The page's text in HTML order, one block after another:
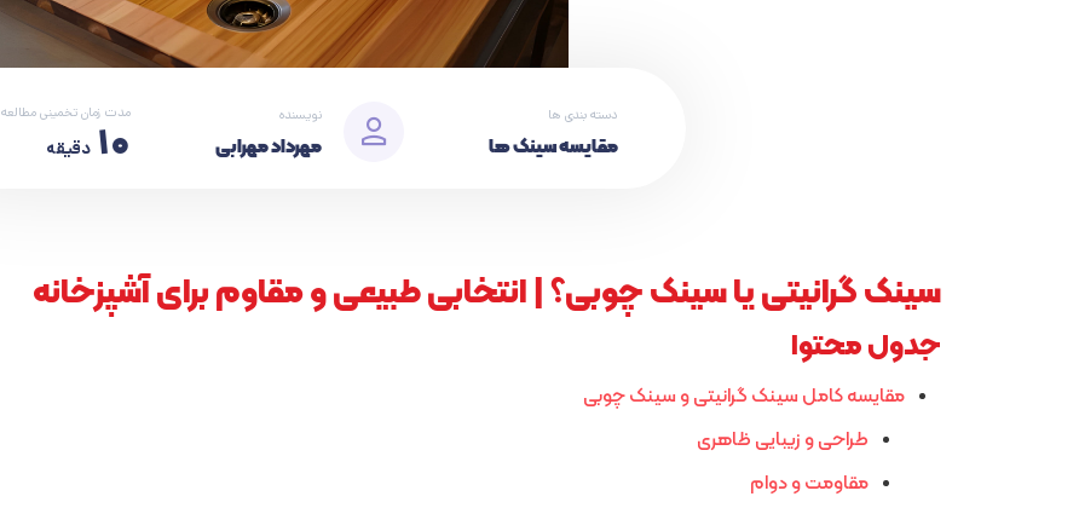
دسته بندی ها
مقایسه سینک ها
نویسنده
مهرداد مهرابی
مدت زمان تخمینی مطالعه
10 دقیقه
سینک گرانیتی یا سینک چوبی؟ | انتخابی طبیعی و مقاوم برای آشپزخانه
جدول محتوا
مقایسه کامل سینک گرانیتی و سینک چوبی
طراحی و زیبایی ظاهری
مقاومت و دوام